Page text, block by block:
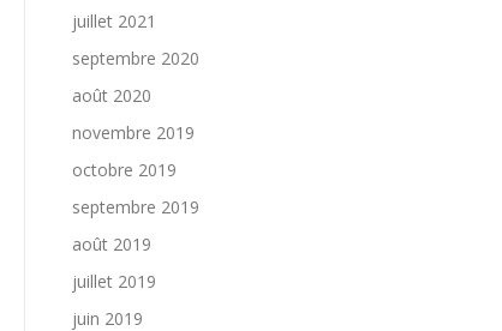
juillet 2021
septembre 2020
août 2020
novembre 2019
octobre 2019
septembre 2019
août 2019
juillet 2019
juin 2019